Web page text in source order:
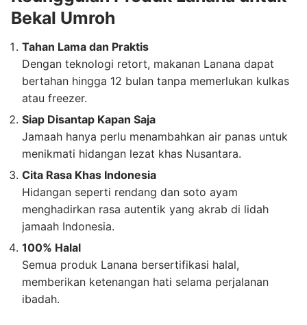
Bekal Umroh
Tahan Lama dan Praktis
Dengan teknologi retort, makanan Lanana dapat
bertahan hingga 12 bulan tanpa memerlukan kulkas
atau freezer.
Siap Disantap Kapan Saja
Jamaah hanya perlu menambahkan air panas untuk
menikmati hidangan lezat khas Nusantara.
Cita Rasa Khas Indonesia
Hidangan seperti rendang dan soto ayam
menghadirkan rasa autentik yang akrab di lidah
jamaah Indonesia.
100% Halal
Semua produk Lanana bersertifikasi halal,
memberikan ketenangan hati selama perjalanan
ibadah.